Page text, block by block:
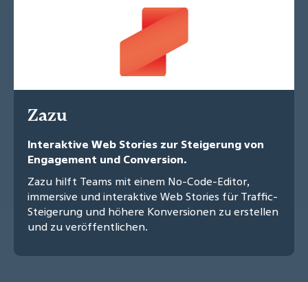
Zazu
Interaktive Web Stories zur Steigerung von
Engagement und Conversion.
Zazu hilft Teams mit einem No-Code-Editor,
immersive und interaktive Web Stories für Traffic-
Steigerung und höhere Konversionen zu erstellen
und zu veröffentlichen.